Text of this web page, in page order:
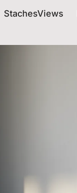
StachesViews